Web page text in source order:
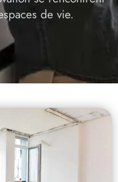
de vie.